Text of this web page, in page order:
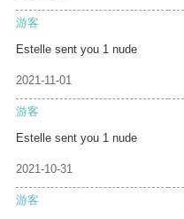
游客
Estelle sent you 1 nude
2021-11-01
游客
Estelle sent you 1 nude
2021-10-31
游客